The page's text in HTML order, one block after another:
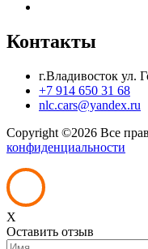
Контакты
г.Владивосток ул.
+7 914 650 31 68
nlc.cars@yandex.ru
Copyright ©2026 Все
конфиденциальности
X
Оставить отзыв